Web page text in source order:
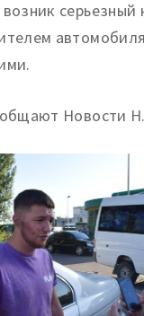
серьезный
Новости Н.